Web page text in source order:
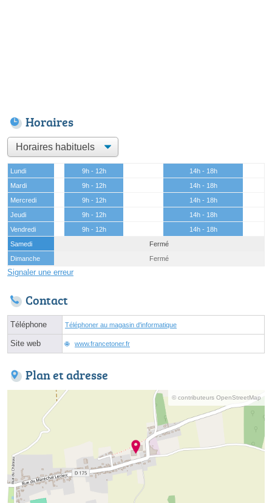
Horaires
Lundi 9h - 12h
14h - 18h
Mardi
9h - 12h
14h - 18h
Mercredi
9h - 12h
14h - 18h
Jeudi
9h - 12h
14h - 18h
Vendredi
9h - 12h
14h - 18h
Samedi
Fermé
Dimanche
Fermé
Signaler une erreur
Contact
Téléphone Téléphoner au magasin d'informatique
Site web www.francetoner.fr
Plan et adresse
© contributeurs OpenStreetMap